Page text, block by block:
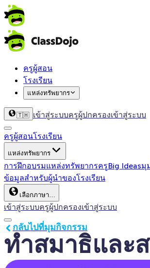
ครูผู้สอน
โรงเรียน
แหล่งทรัพยากร
🇹🇭 เข้าสู่ระบบครูผู้ปกครองเข้าสู่ระบบ
ครูผู้สอนโรงเรียน
แหล่งทรัพยากร
การฝึกอบรมแหล่งทรัพยากรครูBig Ideasมุ
ข้อมูลสำหรับผู้นำของโรงเรียน
เลือกภาษา…
เข้าสู่ระบบครูผู้ปกครองเข้าสู่ระบบ
ทำสมาธิและ
กลับไปที่มุมกิจกรรม